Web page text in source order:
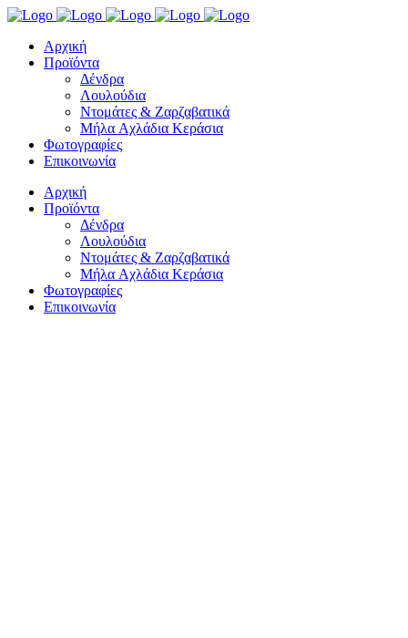
Αρχική
Προϊόντα
Δένδρα
Λουλούδια
Nτομάτες & Zαρζαβατικά
Mήλα Aχλάδια Kεράσια
Φωτογραφίες
Επικοινωνία
Αρχική
Προϊόντα
Δένδρα
Λουλούδια
Nτομάτες & Zαρζαβατικά
Mήλα Aχλάδια Kεράσια
Φωτογραφίες
Επικοινωνία